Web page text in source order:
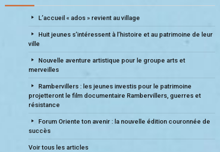
L’accueil « ados » revient au village
Huit jeunes s’intéressent à l’histoire et au patrimoine de leur
ville
Nouvelle aventure artistique pour le groupe arts et
merveilles
Rambervillers : les jeunes investis pour le patrimoine
projetteront le film documentaire Rambervillers, guerres et
résistance
Forum Oriente ton avenir : la nouvelle édition couronnée de
succès
Voir tous les articles